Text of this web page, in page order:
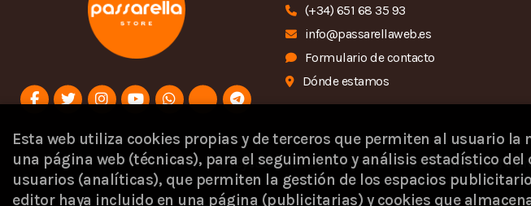
(+34) 651 68 35 93
info@passarellaweb.es
Formulario de contacto
Dónde estamos
Proyecto financiado por la Dirección General del
Esta web utiliza cookies propias y de terceros que permiten al usuario la
una página web (técnicas), para el seguimiento y análisis estadístico
usuarios (analíticas), que permiten la gestión de los espacios
editor haya incluido en una página (publicitarias) y cookies que